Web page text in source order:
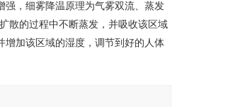
强，细雾降温原理为气雾双流、蒸发
散的过程中不断蒸发，并吸收该区域
增加该区域的湿度，调节到好的人体